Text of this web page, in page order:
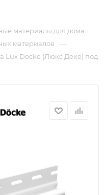
материалы для дома
материалов —
Lux Docke (Люкс Деке) под